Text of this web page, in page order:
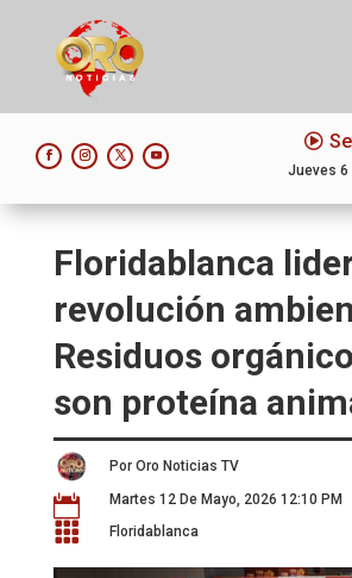
Jueves 6
Floridablanca
revolución
Residuos
son proteína
Por Oro Noticias TV
 Martes 12 De Mayo, 2026 12:10 PM
 Floridablanca